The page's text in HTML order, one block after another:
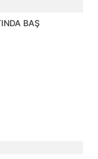
BAŞ